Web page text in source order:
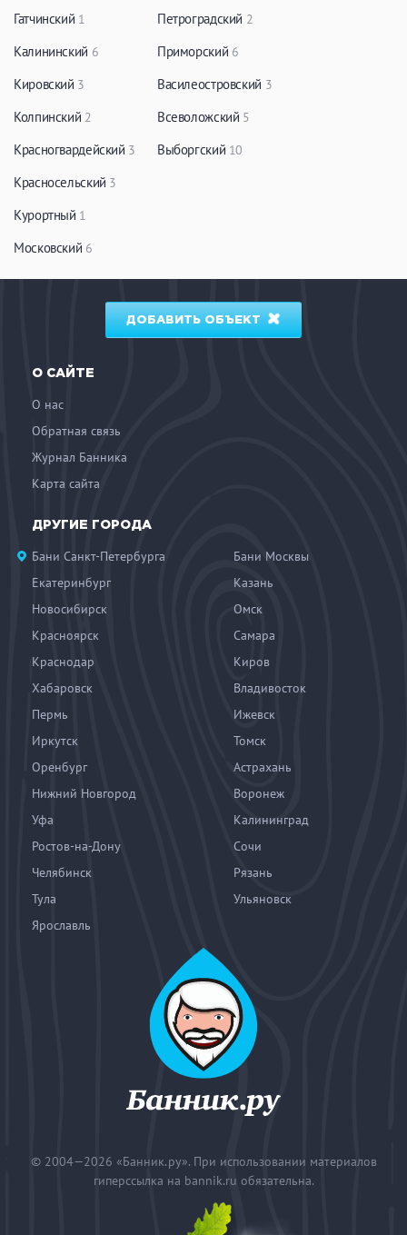
Гатчинский 1
Калининский 6
Кировский 3
Колпинский 2
Красногвардейский 3
Красносельский 3
Курортный 1
Московский 6
Петроградский 2
Приморский 6
Василеостровский 3
Всеволожский 5
Выборгский 10
ДОБАВИТЬ ОБЪЕКТ
О САЙТЕ
О нас
Обратная связь
Журнал Банника
Карта сайта
ДРУГИЕ ГОРОДА
Бани Санкт-Петербурга
Бани Москвы
Екатеринбург
Казань
Новосибирск
Омск
Красноярск
Самара
Краснодар
Киров
Хабаровск
Владивосток
Пермь
Ижевск
Иркутск
Томск
Оренбург
Астрахань
Нижний Новгород
Воронеж
Уфа
Калининград
Ростов-на-Дону
Сочи
Челябинск
Рязань
Тула
Ульяновск
Ярославль
© 2004—2026 «Банник.ру». При использовании материалов
гиперссылка на bannik.ru обязательна.